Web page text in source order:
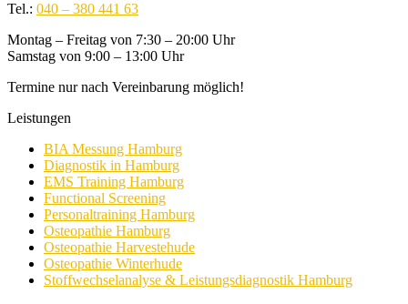
Tel.: 040 – 380 441 63
Montag – Freitag von 7:30 – 20:00 Uhr
Samstag von 9:00 – 13:00 Uhr
Termine nur nach Vereinbarung möglich!
Leistungen
BIA Messung Hamburg
Diagnostik in Hamburg
EMS Training Hamburg
Functional Screening
Personaltraining Hamburg
Osteopathie Hamburg
Osteopathie Harvestehude
Osteopathie Winterhude
Stoffwechselanalyse & Leistungsdiagnostik Hamburg